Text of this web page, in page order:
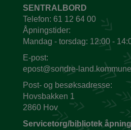
SENTRALBORD
Telefon: 61 12 64 00
Åpningstider:
Mandag - torsdag: 12:00 -
E-post:
epost@sondre-
Post- og besøksadresse:
Hovsbakken 1
2860 Hov
Servicetorg/bibliotek